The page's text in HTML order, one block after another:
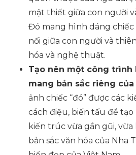
mật thiết giữa con người
Đó mang hình dáng chiếc
nối giữa con người và
hóa và nghệ thuật.
Tạo nên một công trình
mang bản sắc riêng của
ảnh chiếc “đó” được các
cách điệu, biến tấu để
kiến trúc vừa gần gũi, vừa
bản sắc văn hóa của Nha